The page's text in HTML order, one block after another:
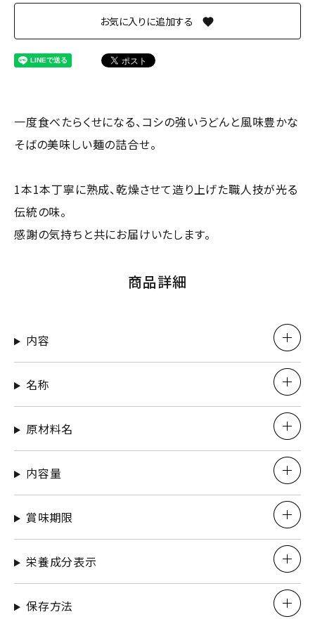
一度食べたらくせになる、コシの強いうどんと風味豊かな
そばの美味しい麺の詰合せ。
1本1本丁寧に熟成、乾燥させて造り上げた職人技が光る
伝統の味。
感謝の気持ちと共にお届けいたします。
商品詳細
内容
名称
原材料名
内容量
賞味期限
栄養成分表示
保存方法